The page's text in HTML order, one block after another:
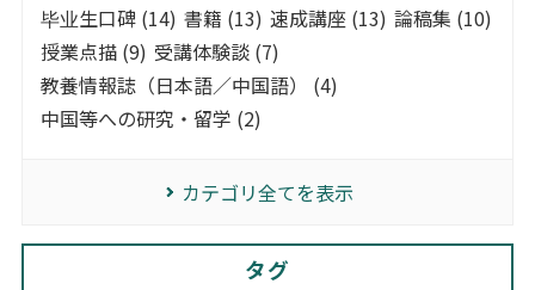
毕业生口碑 (14) 書籍 (13) 速成講座 (13) 論稿集 (10)
授業点描 (9) 受講体験談 (7)
教養情報誌（日本語／中国語） (4)
中国等への研究・留学 (2)
カテゴリ全てを表示
タグ